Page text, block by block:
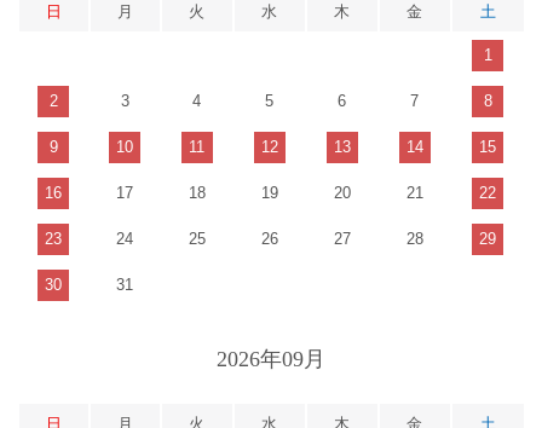
日 月 火 水 木 金 土
1
2 3 4 5 6 7 8
9 10 11 12 13 14 15
16 17 18 19 20 21 22
23 24 25 26 27 28 29
30 31
2026年09月
日 月 火 水 木 金 土